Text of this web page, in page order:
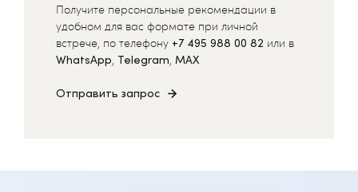
Получите персональные рекомендации в
удобном для вас формате при личной
встрече, по телефону +7 495 988 00 82 или в
WhatsApp, Telegram, MAX
Отправить запрос